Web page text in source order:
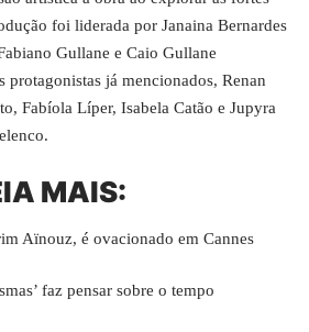
foi liderada por Janaina Bernardes
Gullane e Caio Gullane
protagonistas já mencionados, Renan
Fabíola Líper, Isabela Catão e Jupyra
MAIS:
Aïnouz, é ovacionado em Cannes
faz pensar sobre o tempo